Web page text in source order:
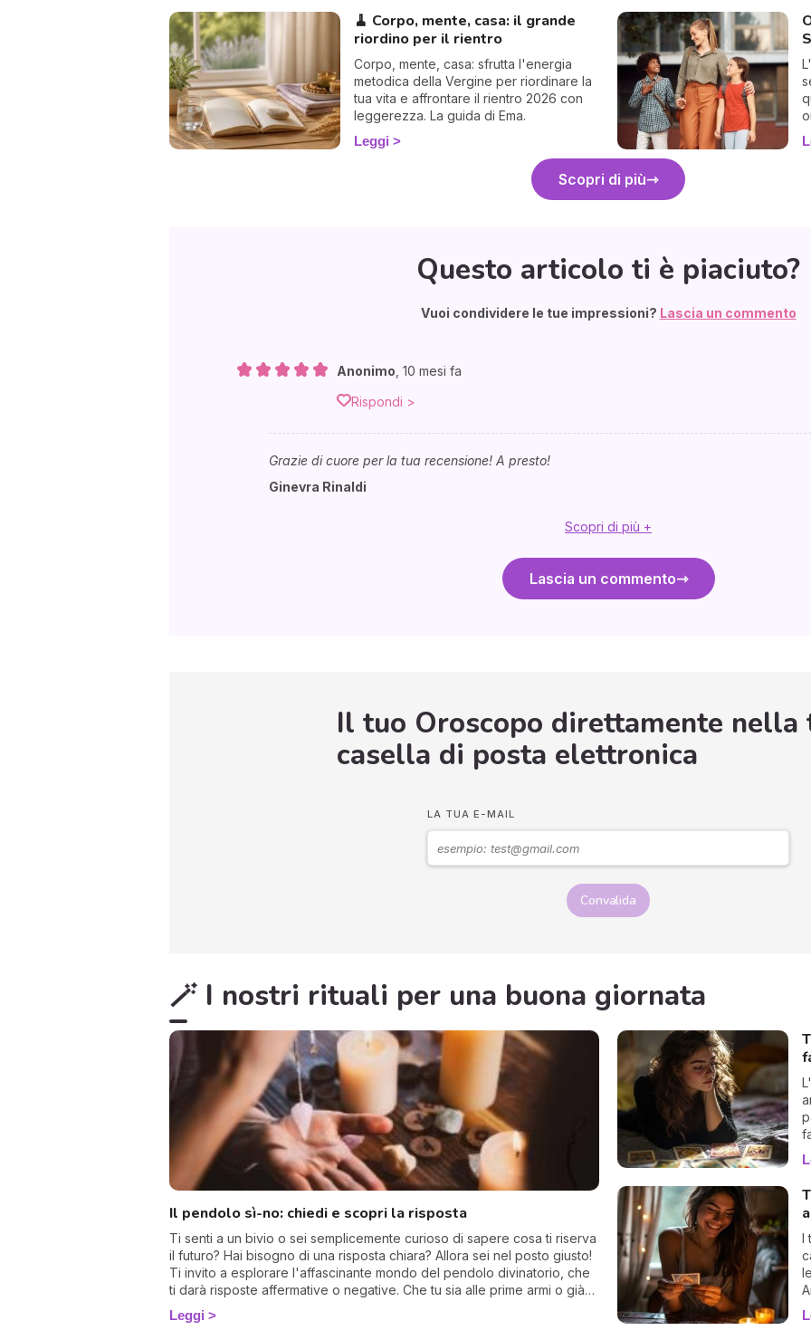
🧹 Corpo, mente, casa: il grande
riordino per il rientro
Corpo, mente, casa: sfrutta l'energia
metodica della Vergine per riordinare la
tua vita e affrontare il rientro 2026 con
leggerezza. La guida di Ema.
Leggi
Scopri di più
Questo articolo ti è piaciuto?
Vuoi condividere le tue impressioni? Lascia un commento
Anonimo 10 mesi fa
Rispondi >
Grazie di cuore per la tua recensione! A presto!
Ginevra Rinaldi
Scopri di più +
Lascia un commento
Il tuo Oroscopo direttamente nella
casella di posta elettronica
LA TUA E-MAIL
Convalida
🪄 I nostri rituali per una buona giornata
Il pendolo sì-no: chiedi e scopri la risposta
Ti senti a un bivio o sei semplicemente curioso di sapere cosa ti riserva
il futuro? Hai bisogno di una risposta chiara? Allora sei nel posto giusto!
Ti invito a esplorare l'affascinante mondo del pendolo divinatorio, che
ti darà risposte affermative o negative. Che tu sia alle prime armi o già
un devoto, potrebbe illuminarti in modo sorprendente.
Leggi
I